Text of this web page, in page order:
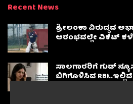
Recent News
ಶ್ರೀಲಂಕಾ ವಿರುದ್ಧದ
ಆರಂಭದಲ್ಲೇ ವಿಕೆಟ್
ಸಾಲಗಾರರಿಗೆ ಗುಡ್
ಬಿಗಿಗೊಳಿಸಿದ